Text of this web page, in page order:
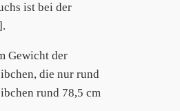
ist bei der
Gewicht der
die nur rund
rund 78,5 cm